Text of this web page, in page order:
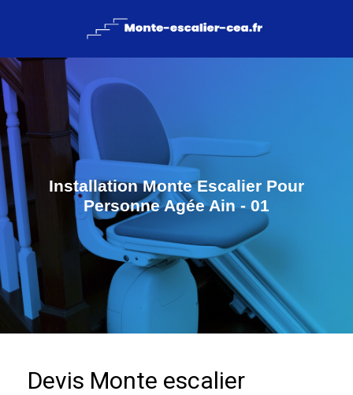
Installation Monte Escalier Pour
Personne Agée Ain - 01
Devis Monte escalier